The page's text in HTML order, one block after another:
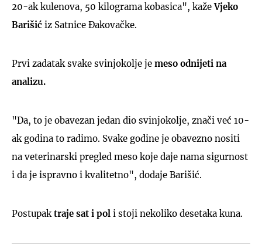
20-ak kulenova, 50 kilograma kobasica", kažeVjeko
Barišić iz Satnice Đakovačke.
Prvi zadatak svake svinjokolje je meso odnijeti na
analizu.
"Da, to je obavezan jedan dio svinjokolje, znači već 10-
ak godina to radimo. Svake godine je obavezno nositi
na veterinarski pregled meso koje daje nama sigurnost
i da je ispravno i kvalitetno", dodaje Barišić.
Postupak traje sat i pol i stoji nekoliko desetaka kuna.